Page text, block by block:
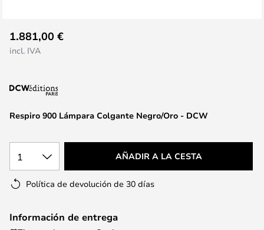
comienzo
la
deRespiro 900 Lámpara Colgante Negro/Oro - DCW
1.881,00 €
incl. IVA
1 AÑADIR A LA CESTA
Política de devolución de 30 días
Información de entrega